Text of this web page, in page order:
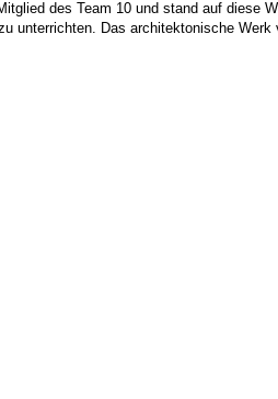
des Team 10 und stand auf diese
unterrichten. Das architektonische